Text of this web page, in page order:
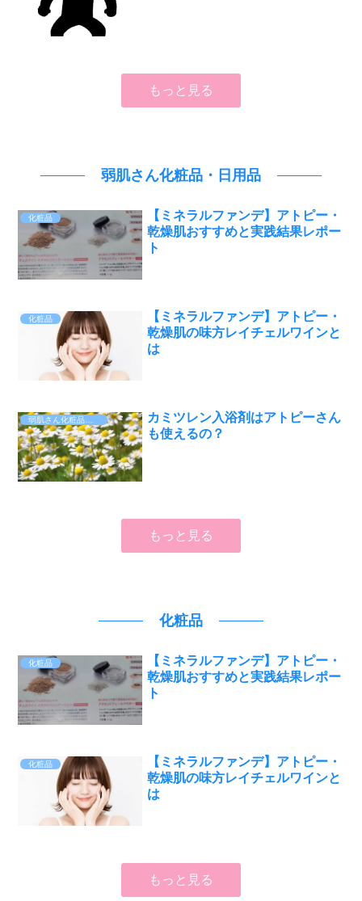
もっと見る
弱肌さん化粧品・日用品
化粧品
【ミネラルファンデ】アトピー・
乾燥肌おすすめと実践結果レポー
ト
化粧品
【ミネラルファンデ】アトピー・
乾燥肌の味方レイチェルワインと
は
カミツレン入浴剤はアトピーさん
も使えるの？
もっと見る
化粧品
化粧品
【ミネラルファンデ】アトピー・
乾燥肌おすすめと実践結果レポー
ト
化粧品
【ミネラルファンデ】アトピー・
乾燥肌の味方レイチェルワインと
は
もっと見る